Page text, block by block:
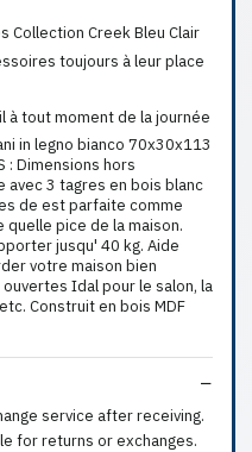
Collection Creek Bleu Clair
toujours à leur place
à tout moment de la journée
in legno bianco 70x30x113
: Dimensions hors
3 tagres en bois blanc
de est parfaite comme
pice de la maison.
jusqu' 40 kg. Aide
votre maison bien
Idal pour le salon, la
Construit en bois MDF
service after receiving.
for returns or exchanges.